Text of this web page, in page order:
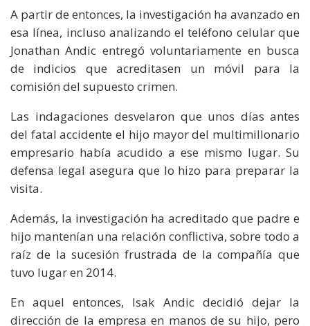
A partir de entonces, la investigación ha avanzado en
esa línea, incluso analizando el teléfono celular que
Jonathan Andic entregó voluntariamente en busca
de indicios que acreditasen un móvil para la
comisión del supuesto crimen.
Las indagaciones desvelaron que unos días antes
del fatal accidente el hijo mayor del multimillonario
empresario había acudido a ese mismo lugar. Su
defensa legal asegura que lo hizo para preparar la
visita.
Además, la investigación ha acreditado que padre e
hijo mantenían una relación conflictiva, sobre todo a
raíz de la sucesión frustrada de la compañía que
tuvo lugar en 2014.
En aquel entonces, Isak Andic decidió dejar la
dirección de la empresa en manos de su hijo, pero